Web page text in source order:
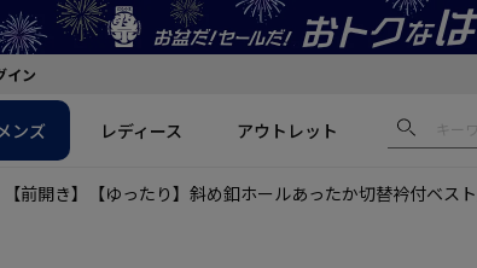
イン
ンズ レディース アウトレット
【前開き】【ゆったり】斜め釦ホールあったか切替衿付ベ